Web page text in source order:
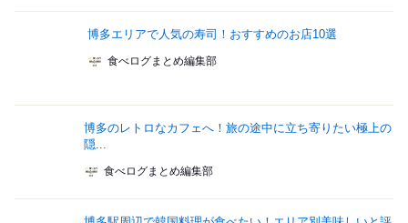
博多エリアで人気の寿司！おすすめのお店10選
食べログまとめ編集部
博多のレトロなカフェへ！旅の途中に立ち寄りたい極上の
隠...
食べログまとめ編集部